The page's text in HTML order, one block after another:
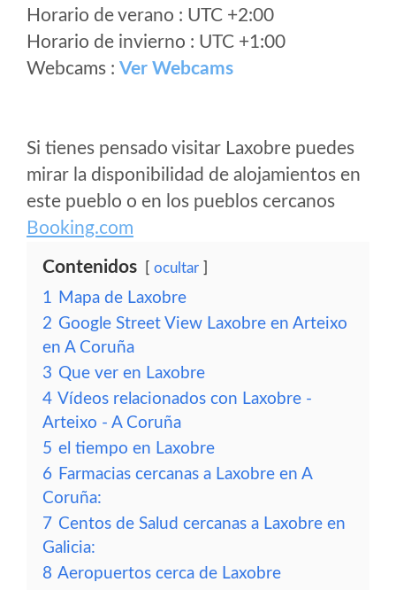
Horario de verano : UTC +2:00
Horario de invierno : UTC +1:00
Webcams : Ver Webcams
Si tienes pensado visitar Laxobre puedes
mirar la disponibilidad de alojamientos en
este pueblo o en los pueblos cercanos
Booking.com
Contenidos ocultar
1 Mapa de Laxobre
2 Google Street View Laxobre en Arteixo
en A Coruña
3 Que ver en Laxobre
4 Vídeos relacionados con Laxobre -
Arteixo - A Coruña
5 el tiempo en Laxobre
6 Farmacias cercanas a Laxobre en A
Coruña:
7 Centos de Salud cercanas a Laxobre en
Galicia:
8 Aeropuertos cerca de Laxobre